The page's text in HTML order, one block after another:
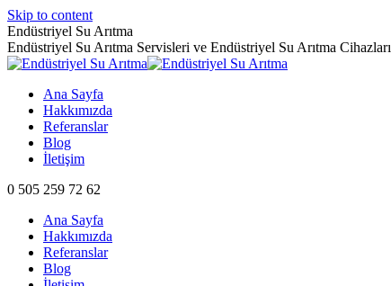
Skip to content
Endüstriyel Su Arıtma
Endüstriyel Su Arıtma Servisleri ve Endüstriyel Su Arıtma Cihazları
Ana Sayfa
Hakkımızda
Referanslar
Blog
İletişim
0 505 259 72 62
Ana Sayfa
Hakkımızda
Referanslar
Blog